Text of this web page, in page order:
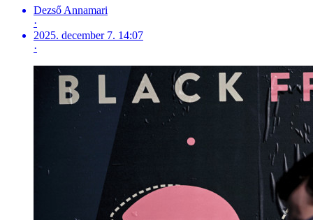
Dezső Annamari
·
2025. december 7. 14:07
·